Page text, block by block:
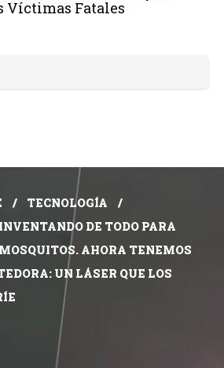
Víctimas Fatales
TECNOLOGÍA
DE TODO PARA
AHORA TENEMOS
UN LÁSER QUE LOS